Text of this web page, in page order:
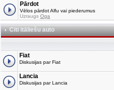
Pārdot
Vēlos pārdot Alfu vai piederumus
Uzraugs Oga
Citi itāliešu auto
Fiat
Diskusijas par Fiat
Lancia
Diskusijas par Lancia